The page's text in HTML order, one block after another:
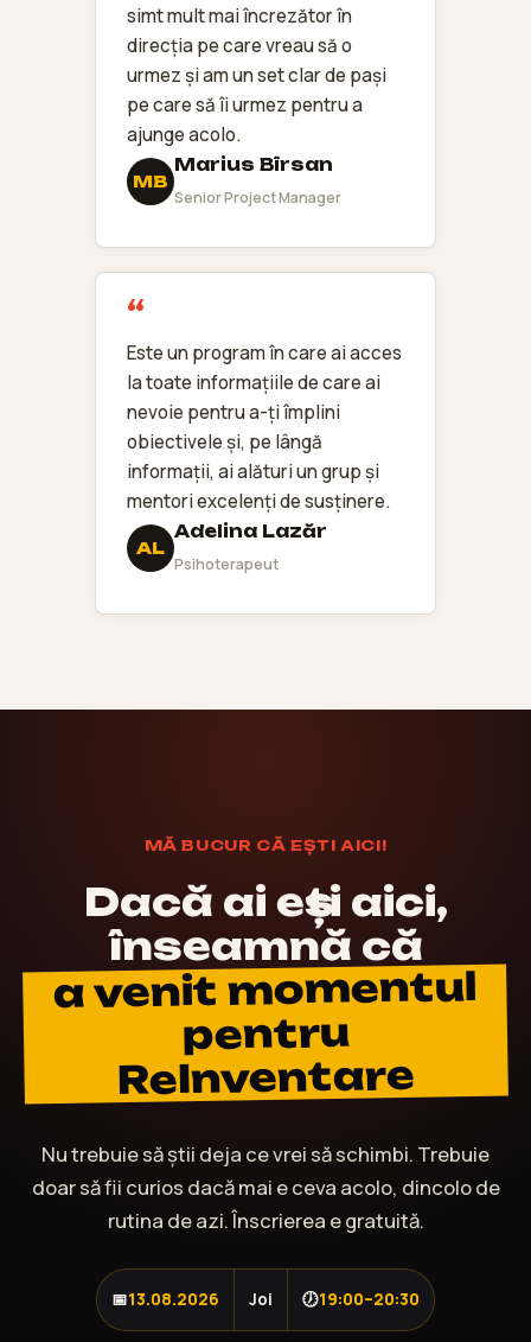
simt mult mai încrezător în
direcția pe care vreau să o
urmez și am un set clar de pași
pe care să îi urmez pentru a
ajunge acolo.
MB
Marius Bîrsan
Senior Project Manager
Este un program în care ai acces
la toate informațiile de care ai
nevoie pentru a-ți împlini
obiectivele și, pe lângă
informații, ai alături un grup și
mentori excelenți de susținere.
AL
Adelina Lazăr
Psihoterapeut
MĂ BUCUR CĂ EȘTI AICI!
Dacă ai ești aici,
înseamnă că
a venit momentul
pentru
ReInventare
Nu trebuie să știi deja ce vrei să schimbi. Trebuie
doar să fii curios dacă mai e ceva acolo, dincolo de
rutina de azi. Înscrierea e gratuită.
📅13.08.2026 Joi 🕖19:00–20:30